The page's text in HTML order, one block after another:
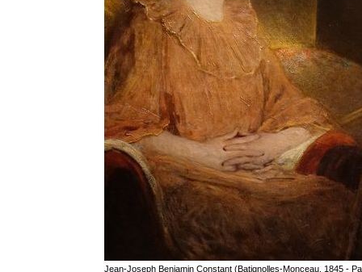
Jean-Joseph Benjamin Constant (Batignolles-Monceau, 1845 -